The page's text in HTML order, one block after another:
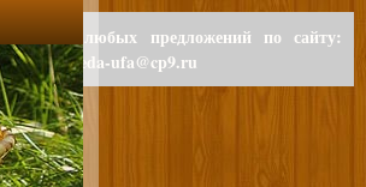
Для любых предложений по сайту:
polzaeda-ufa@cp9.ru